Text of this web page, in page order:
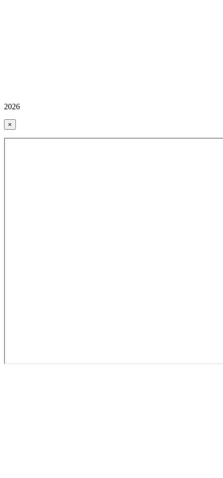
2026
×